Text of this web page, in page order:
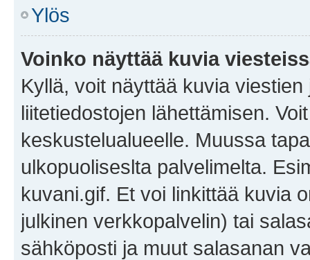
Ylös
Voinko näyttää kuvia
Kyllä, voit näyttää kuvia
liitetiedostojen lähettämisen.
keskustelualueelle. Muussa
ulkopuoliseslta palvelimelta.
kuvani.gif. Et voi linkittää kuvia
julkinen verkkopalvelin) tai
sähköposti ja muut salasanan